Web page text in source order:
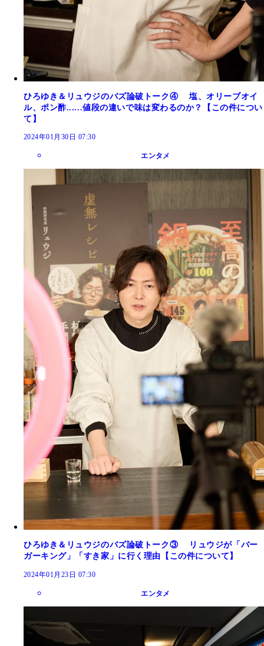
ひろゆき＆リュウジのバズ論破トーク④ 塩、オリーブオイ
ル、ポン酢......値段の違いで味は変わるのか？【この件につい
て】
2024年01月30日 07:30
エンタメ
ひろゆき＆リュウジのバズ論破トーク③ リュウジが「バー
ガーキング」「すき家」に行く理由【この件について】
2024年01月23日 07:30
エンタメ